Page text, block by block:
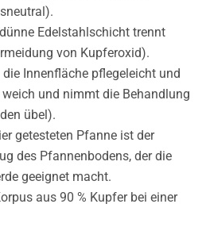
Edelstahlschicht trennt
von Kupferoxid).
Innenfläche pflegeleicht und
und nimmt die Behandlung
übel).
getesteten Pfanne ist der
des Pfannenbodens, der die
geeignet macht.
aus 90 % Kupfer bei einer